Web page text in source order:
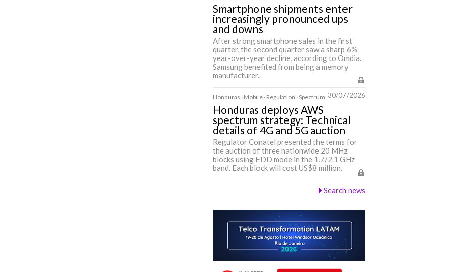
Smartphone shipments enter
increasingly pronounced ups
and downs
After strong smartphone sales in the first
quarter, the second quarter saw a sharp 6%
year-over-year decline, according to Omdia.
Samsung benefited from being a memory
manufacturer.
Honduras · Mobile · Regulation · Spectrum 30/07/2026
Honduras deploys AWS
spectrum strategy: Technical
details of 4G and 5G auction
Regulator Conatel presented the terms for
the auction of three nationwide 20 MHz
blocks using FDD mode in the 1.7/2.1 GHz
band. Each block will cost US$8 million.
Search news